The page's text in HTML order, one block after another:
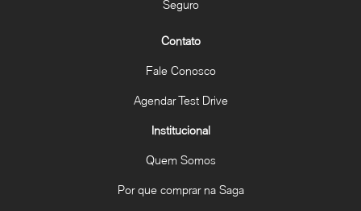
Seguro
Contato
Fale Conosco
Agendar Test Drive
Institucional
Quem Somos
Por que comprar na Saga